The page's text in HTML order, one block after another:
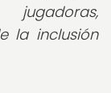
la inclusión